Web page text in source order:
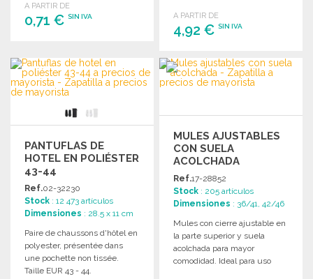
A PARTIR DE
0,71 € SIN IVA
Solicitar un presupuesto
A PARTIR DE
4,92 €SIN IVA
PEDIR
Solicitar un presupuesto
PANTUFLAS DE
HOTEL EN POLIÉSTER
43-44
Ref.02-32230
Stock : 12 473 artículos
Dimensiones : 28.5 x 11 cm
Paire de chaussons d'hôtel en
polyester, présentée dans
une pochette non tissée.
Taille EUR 43 - 44.
MULES AJUSTABLES
CON SUELA
ACOLCHADA
Ref.17-28852
Stock : 205 artículos
Dimensiones : 36/41, 42/46
Mules con cierre ajustable en
la parte superior y suela
acolchada para mayor
comodidad. Ideal para uso